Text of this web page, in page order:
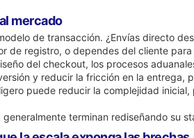
mercado
de transacción. ¿Envías directo
de registro, o dependes del cliente
del checkout, los procesos
y reducir la fricción en la
puede reducir la complejidad
terminan rediseñando su